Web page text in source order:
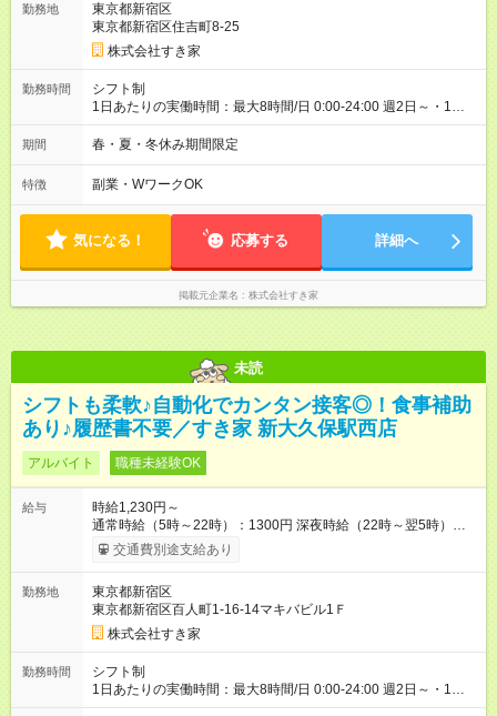
30日（※条件変更なし）ですが、切り上げで一ヶ月とさせてい
ただきます。 研修制度あり：15時間(研修中も同時給）
勤務地
東京都新宿区
東京都新宿区住吉町8-25
株式会社すき家
勤務時間
シフト制
1日あたりの実働時間：最大8時間/日 0:00-24:00 週2日～・1日
2h～OK ＜シフト例＞ 〇朝帯 5:00-9:00 〇昼帯 9:00-14:00 〇午
後帯 14:00-18:00 〇夜帯 18:00-22:00 〇深夜帯 22:00-翌5:00 基
ます♪
期間 春・夏・冬休み期間限定
特徴 副業・WワークOK
気になる！ 応募する 詳細へ
掲載元企業名 株式会社すき家
未読
シフトも柔軟♪自動化でカンタン接客◎！食事補助
あり♪履歴書不要／すき家 新大久保駅西店
アルバイト 職種未経験OK
給与
時給1,230円～
通常時給（5時～22時）：1300円 深夜時給（22時～翌5時）：
1625円 高校生時給：1230円 【特別手当】早朝手当（5：00-9：
00）時給+150円 【試用期間】試用期間あり 試用期間の長さ：1
30日（※条件変更なし）ですが、切り上げで一ヶ月とさせてい
ただきます。 研修制度あり：15時間(研修中も同時給）
交通費別途支給あり
勤務地
東京都新宿区
東京都新宿区百人町1-16-14マキバビル1Ｆ
株式会社すき家
勤務時間
シフト制
1日あたりの実働時間：最大8時間/日 0:00-24:00 週2日～・1日
2h～OK ＜シフト例＞ 〇朝帯 5:00-9:00 〇昼帯 9:00-14:00 〇午